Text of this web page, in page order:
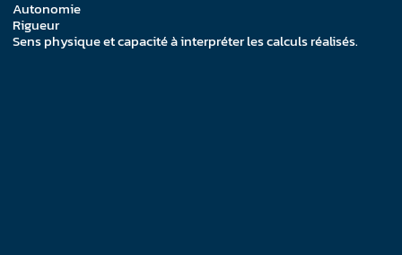
Autonomie
Rigueur
Sens physique et capacité à interpréter les calculs réalisés.